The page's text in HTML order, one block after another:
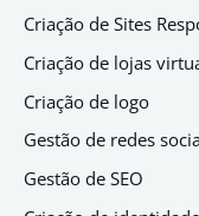
Criação de Sites
Criação de lojas
Criação de logo
Gestão de redes
Gestão de SEO